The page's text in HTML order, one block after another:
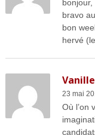
bonjour,
bravo
bon
hervé
Vanille
23 mai
Où l’on